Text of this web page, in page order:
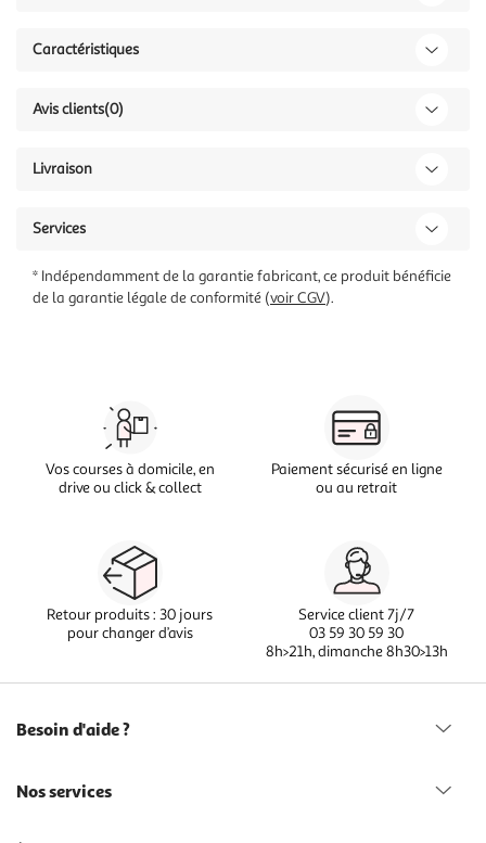
Caractéristiques
Avis clients(0)
Livraison
Services
* Indépendamment de la garantie fabricant, ce produit bénéficie
de la garantie légale de conformité (voir CGV).
Vos courses à domicile, en
drive ou click & collect
Paiement sécurisé en ligne
ou au retrait
Retour produits : 30 jours
pour changer d’avis
Service client 7j/7
03 59 30 59 30
8h>21h, dimanche 8h30>13h
Besoin d'aide ?
Nos services